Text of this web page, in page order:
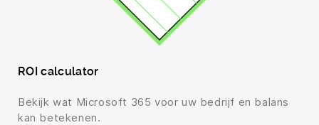
ROI calculator
Bekijk wat Microsoft 365 voor uw bedrijf en balans
kan betekenen.